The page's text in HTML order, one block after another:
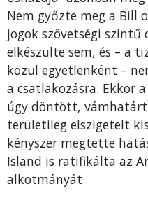
Nem győzte meg a Bill
jogok szövetségi
elkészülte sem, és – a
közül egyetlenként –
a csatlakozásra. Ekkor
úgy döntött, vámhatárt
területileg elszigetelt
kényszer megtette
Island is ratifikálta az
alkotmányát.